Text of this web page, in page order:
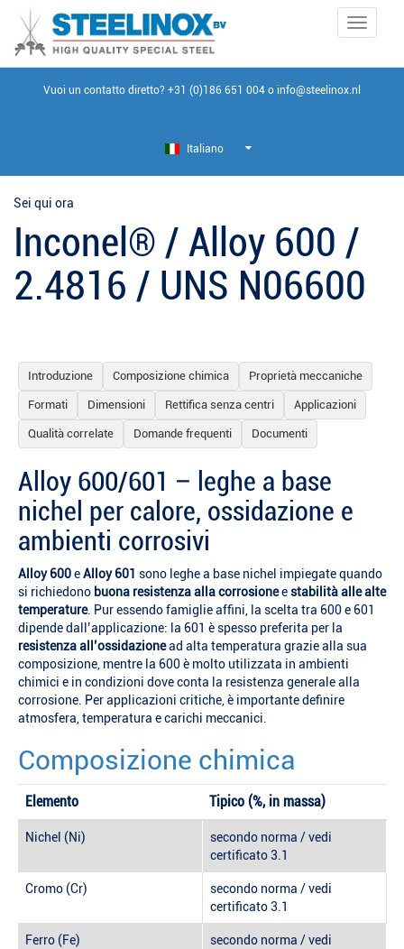
Toggle
Vuoi un contatto diretto? +31 (0)186 651 004 o info@steelinox.nl
Italiano
Sei qui ora
Inconel® / Alloy 600 /
2.4816 / UNS N06600
Introduzione Composizione chimica Proprietà meccaniche
Formati Dimensioni Rettifica senza centri Applicazioni
Qualità correlate Domande frequenti Documenti
Alloy 600/601 – leghe a base
nichel per calore, ossidazione e
ambienti corrosivi
Alloy 600eAlloy 601 sono leghe a base nichel impiegate quando
si richiedono buona resistenza alla corrosioneestabilità alle alte
temperature. Pur essendo famiglie affini, la scelta tra 600 e 601
dipende dall’applicazione: la 601 è spesso preferita per la
resistenza all’ossidazionead alta temperatura grazie alla sua
composizione, mentre la 600 è molto utilizzata in ambienti
chimici e in condizioni dove conta la resistenza generale alla
corrosione. Per applicazioni critiche, è importante definire
atmosfera, temperatura e carichi meccanici.
Composizione chimica
Elemento Tipico (%, in massa)
Nichel (Ni)
secondo norma / vedi
certificato 3.1
Cromo (Cr)
secondo norma / vedi
certificato 3.1
Ferro (Fe)
secondo norma / vedi